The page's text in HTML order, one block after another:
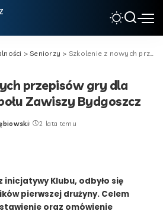
>Seniorzy > Szkolenie z nowych przepisów gry dla pierwszego zespołu Zawiszy Bydgoszcz
przepisów gry dla
Zawiszy Bydgoszcz
2 lata temu
inicjatywy Klubu, odbyło się
pierwszej drużyny. Celem
oraz omówienie